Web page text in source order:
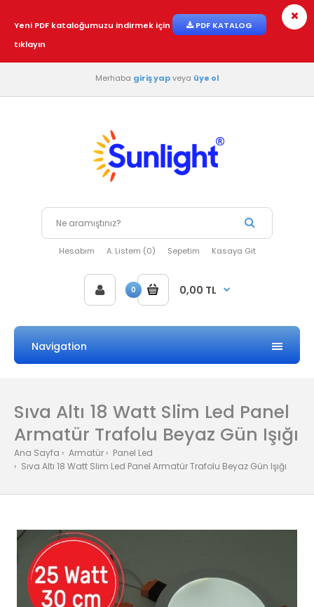
Yeni PDF kataloğumuzu indirmek için
PDF KATALOG
tıklayın
Merhaba giriş yapveya üye ol
Hesabım A. Listem (0) Sepetim Kasaya Git
0 0,00 TL
Navigation
Sıva Altı 18 Watt Slim Led Panel
Armatür Trafolu Beyaz Gün Işığı
Ana Sayfa Armatür
Panel Led
Sıva Altı 18 Watt Slim Led Panel Armatür Trafolu Beyaz Gün Işığı